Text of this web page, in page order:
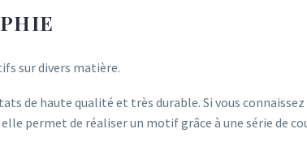
sur divers matière.
de haute qualité et très durable. Si vous
permet de réaliser un motif grâce à une série de